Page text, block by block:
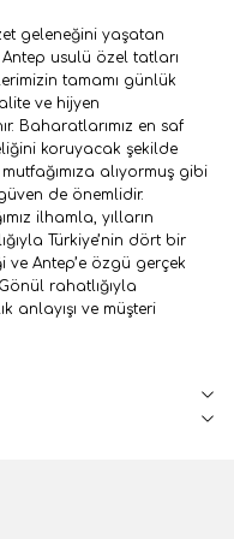
geleneğini yaşatan
usulü özel tatları
tamamı günlük
ve hijyen
Baharatlarımız en saf
koruyacak şekilde
alıyormuş gibi
de önemlidir.
ilhamla, yılların
Türkiye’nin dört bir
ve Antep’e özgü gerçek
rahatlığıyla
anlayışı ve müşteri